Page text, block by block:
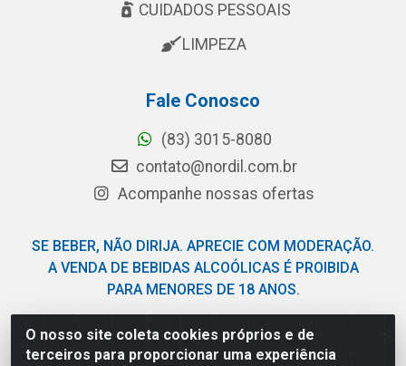
O nosso site coleta cookies próprios e de
terceiros para proporcionar uma experiência
CUIDADOS PESSOAIS
LIMPEZA
Fale Conosco
(83) 3015-8080
contato@nordil.com.br
Acompanhe nossas ofertas
SE BEBER, NÃO DIRIJA. APRECIE COM MODERAÇÃO.
A VENDA DE BEBIDAS ALCOÓLICAS É PROIBIDA
PARA MENORES DE 18 ANOS.
Nordil Distribuidora - Avenida Liberdade, 2738, Bloco F -